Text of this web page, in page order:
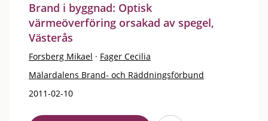
Brand i byggnad: Optisk
värmeöverföring orsakad av spegel,
Västerås
Forsberg Mikael · Fager Cecilia
Mälardalens Brand- och Räddningsförbund
2011-02-10